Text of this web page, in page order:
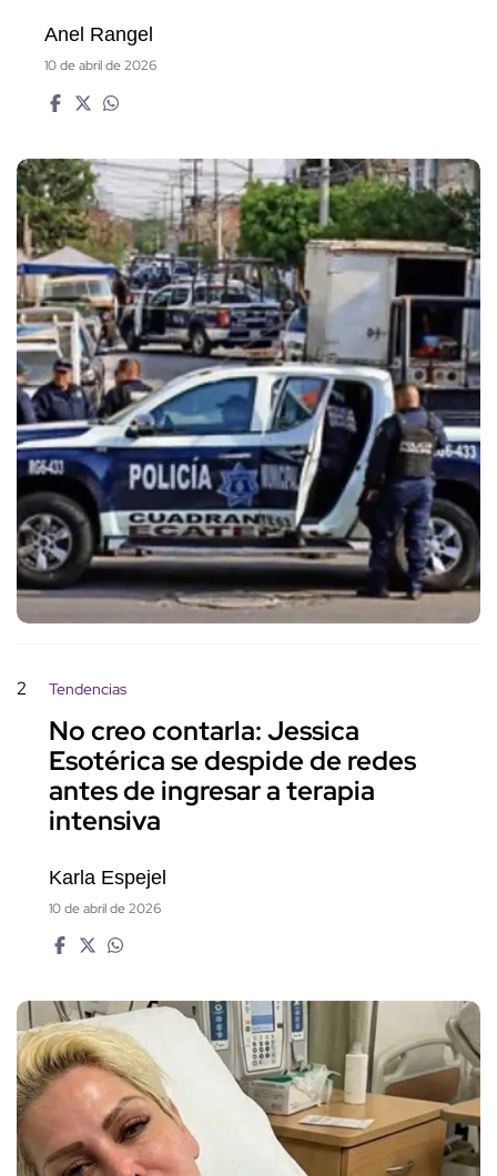
Anel Rangel
10 de abril de 2026
2 Tendencias
No creo contarla: Jessica
Esotérica se despide de redes
antes de ingresar a terapia
intensiva
Karla Espejel
10 de abril de 2026